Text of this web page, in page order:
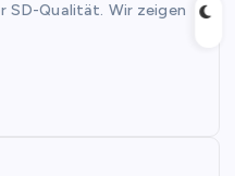
SD-Qualität. Wir zeigen